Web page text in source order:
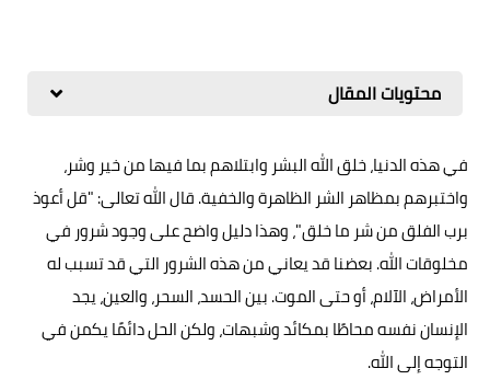
محتويات المقال
في هذه الدنيا، خلق الله البشر وابتلاهم بما فيها من خير وشر،
واختبرهم بمظاهر الشر الظاهرة والخفية. قال الله تعالى: "قل أعوذ
برب الفلق من شر ما خلق"، وهذا دليل واضح على وجود شرور في
مخلوقات الله. بعضنا قد يعاني من هذه الشرور التي قد تسبب له
الأمراض، الآلام، أو حتى الموت. بين الحسد، السحر، والعين، يجد
الإنسان نفسه محاطًا بمكائد وشبهات، ولكن الحل دائمًا يكمن في
التوجه إلى الله.